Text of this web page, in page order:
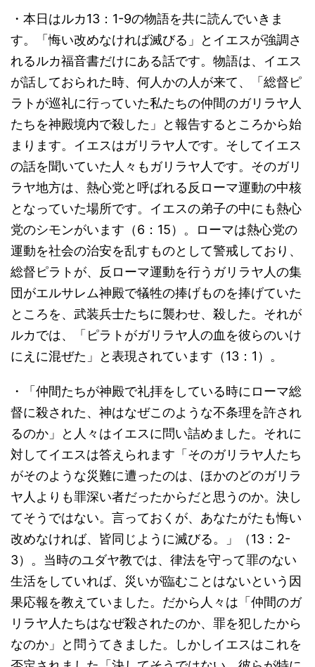
・本日はルカ13：1-9の物語を共に読んでいきま
す。「悔い改めなければ滅びる」とイエスが強調さ
れるルカ福音書だけにある話です。物語は、イエス
が話しておられた時、何人かの人が来て、「総督ピ
ラトが巡礼に行っていた私たちの仲間のガリラヤ人
たちを神殿境内で殺した」と報告するところから始
まります。イエスはガリラヤ人です。そしてイエス
の話を聞いていた人々もガリラヤ人です。そのガリ
ラヤ地方は、熱心党と呼ばれる反ローマ運動の中核
となっていた場所です。イエスの弟子の中にも熱心
党のシモンがいます（6：15）。ローマは熱心党の
運動を社会の治安を乱すものとして警戒しており、
総督ピラトが、反ローマ運動を行うガリラヤ人の集
団がエルサレム神殿で犠牲の捧げものを捧げていた
ところを、武装兵士たちに襲わせ、殺した。それが
ルカでは、「ピラトがガリラヤ人の血を彼らのいけ
にえに混ぜた」と表現されています（13：1）。
・「仲間たちが神殿で礼拝をしている時にローマ総
督に殺された、神はなぜこのような不条理を許され
るのか」と人々はイエスに問い詰めました。それに
対してイエスは答えられます「そのガリラヤ人たち
がそのような災難に遭ったのは、ほかのどのガリラ
ヤ人よりも罪深い者だったからだと思うのか。決し
てそうではない。言っておくが、あなたがたも悔い
改めなければ、皆同じように滅びる。」（13：2-
3）。当時のユダヤ教では、律法を守って罪のない
生活をしていれば、災いが臨むことはないという因
果応報を教えていました。だから人々は「仲間のガ
リラヤ人たちはなぜ殺されたのか、罪を犯したから
なのか」と問うてきました。しかしイエスはこれを